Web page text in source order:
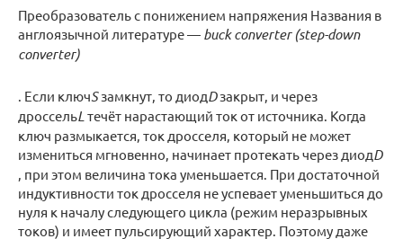
Преобразователь с понижением напряжения Названия в
англоязычной литературе — buck converter (step-down
converter)
. Если ключSзамкнут, то диодDзакрыт, и через
дроссельL течёт нарастающий ток от источника. Когда
ключ размыкается, ток дросселя, который не может
измениться мгновенно, начинает протекать через диодD
, при этом величина тока уменьшается. При достаточной
индуктивности ток дросселя не успевает уменьшиться до
нуля к началу следующего цикла (режим неразрывных
токов) и имеет пульсирующий характер. Поэтому даже